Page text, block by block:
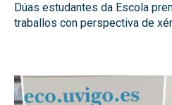
Dúas estudantes da Escola
traballos con perspectiva de